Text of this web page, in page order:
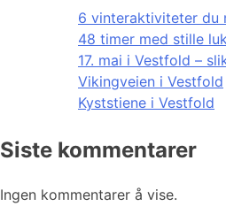
6 vinteraktiviteter du
48 timer med stille
17. mai i Vestfold –
Vikingveien i Vestfold
Kyststiene i Vestfold
Siste kommentarer
Ingen kommentarer å vise.